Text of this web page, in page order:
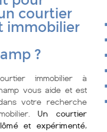
courtier
immobilier
?
immobilier à
vous aide et est
votre recherche
Un courtier
et expérimenté,